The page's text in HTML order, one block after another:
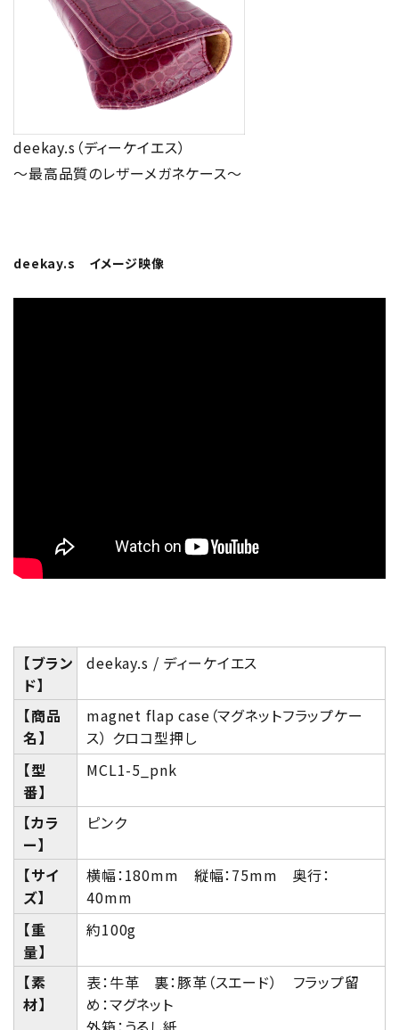
deekay.s（ディーケイエス）
～最高品質のレザーメガネケース～
deekay.s イメージ映像
【ブラン
ド】
deekay.s / ディーケイエス
【商品
名】
magnet flap case（マグネットフラップケー
ス） クロコ型押し
【型
番】
MCL1-5_pnk
【カラ
ー】
ピンク
【サイ
ズ】
横幅：180mm 縦幅：75mm 奥行：
40mm
【重
量】
約100g
【素
材】
表：牛革 裏：豚革（スエード） フラップ留
め：マグネット